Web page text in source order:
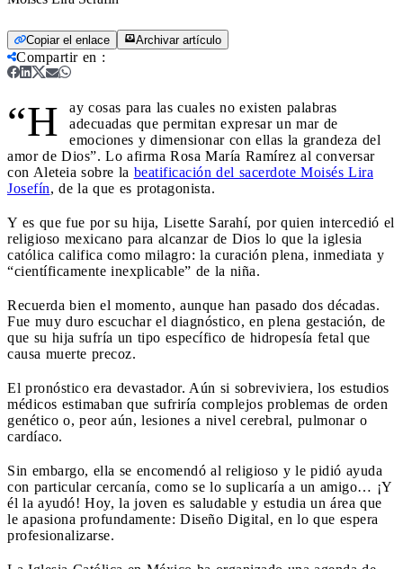
Copiar el enlace Archivar artículo
Compartir en :
“H
ay cosas para las cuales no existen palabras
adecuadas que permitan expresar un mar de
emociones y dimensionar con ellas la grandeza del
amor de Dios”. Lo afirma Rosa María Ramírez al conversar
con Aleteia sobre la beatificación del sacerdote Moisés Lira
Josefín, de la que es protagonista.
Y es que fue por su hija, Lisette Sarahí, por quien intercedió el
religioso mexicano para alcanzar de Dios lo que la iglesia
católica califica como milagro: la curación plena, inmediata y
“científicamente inexplicable” de la niña.
Recuerda bien el momento, aunque han pasado dos décadas.
Fue muy duro escuchar el diagnóstico, en plena gestación, de
que su hija sufría un tipo específico de hidropesía fetal que
causa muerte precoz.
El pronóstico era devastador. Aún si sobreviviera, los estudios
médicos estimaban que sufriría complejos problemas de orden
genético o, peor aún, lesiones a nivel cerebral, pulmonar o
cardíaco.
Sin embargo, ella se encomendó al religioso y le pidió ayuda
con particular cercanía, como se lo suplicaría a un amigo… ¡Y
él la ayudó! Hoy, la joven es saludable y estudia un área que
le apasiona profundamente: Diseño Digital, en lo que espera
profesionalizarse.